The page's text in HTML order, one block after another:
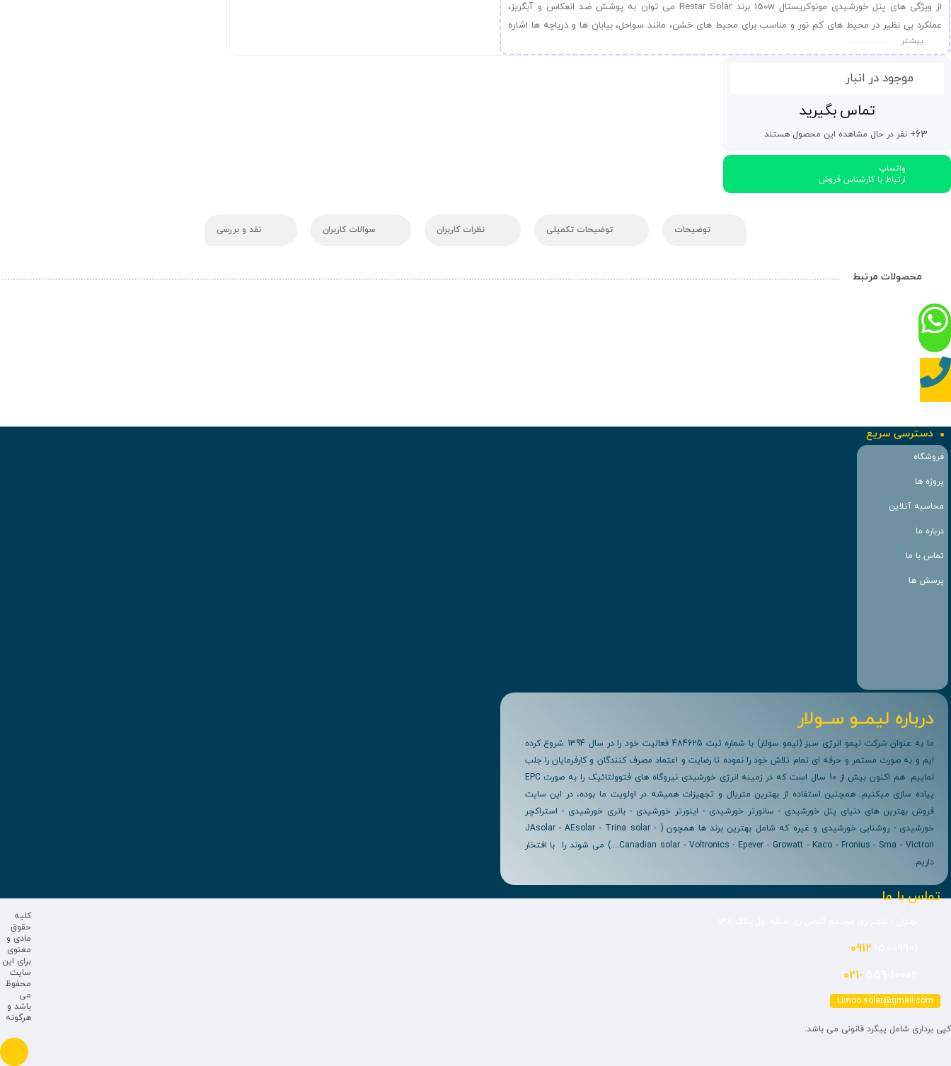
از ویژگی های پنل خورشیدی مونوکریستال 150w برند Restar Solar می توان به پوشش ضد انعکاس و آبگریز،
عملکرد بی نظیر در محیط های کم نور و مناسب برای محیط های خشن، مانند سواحل، بیابان ها و دریاچه ها اشاره
بیشـتر
موجود در انبار
تماس بگیرید
63+ نفر در حال مشاهده این محصول هستند
واتساپ
ارتباط با کارشناس فروش
توضیحات توضیحات تکمیلی نظرات کاربران سوالات کاربران نقد و بررسی
محصولات مرتبط
دسترسی سریع
فروشگاه
پروژه ها
محاسبه آنلاین
درباره ما
تماس با ما
پرسش ها
درباره لیمــو ســولار
ما به عنوان شرکت لیمو انرژی سبز (لیمو سولار) با شماره ثبت 484625 فعالیت خود را در سال 1394 شروع کرده
ایم و به صورت مستمر و حرفه ای تمام تلاش خود را نموده تا رضایت و اعتماد مصرف کنندگان و کارفرمایان را جلب
نماییم. هم اکنون بیش از 10 سال است که در زمینه انرژی خورشیدی نیروگاه های فتوولتائیک را به صورت EPC
پیاده سازی میکنیم. همچنین استفاده از بهترین متریال و تجهیزات همیشه در اولویت ما بوده، در این سایت
فروش بهترین های دنیای پنل خورشیدی - سانورتر خورشیدی - اینورتر خورشیدی - باتری خورشیدی - استراکچر
خورشیدی - روشنایی خورشیدی و غیره که شامل بهترین برند ها همچون ( JAsolar - AEsolar - Trina solar -
Canadian solar - Voltronics - Epever - Growatt - Kaco - Fronius - Sma - Victron....) می شوند را با افتخار
داریم.
تماس با ما
0912
021-
Limoo.solar@gmail.com
کلیه
حقوق
مادی و
معنوی
برای این
سایت
محفوظ
می
باشد و
هرگونه
کپی برداری شامل پیگرد قانونی می باشد.